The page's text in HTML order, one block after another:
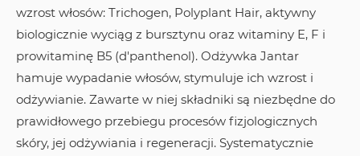
wzrost włosów: Trichogen, Polyplant Hair, aktywny
biologicznie wyciąg z bursztynu oraz witaminy E, F i
prowitaminę B5 (d'panthenol). Odżywka Jantar
hamuje wypadanie włosów, stymuluje ich wzrost i
odżywianie. Zawarte w niej składniki są niezbędne do
prawidłowego przebiegu procesów fizjologicznych
skóry, jej odżywiania i regeneracji. Systematycznie